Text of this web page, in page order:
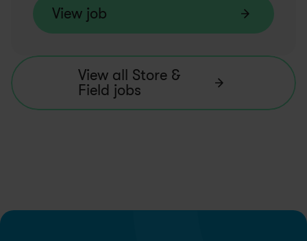
View job
View all Store &
Field jobs